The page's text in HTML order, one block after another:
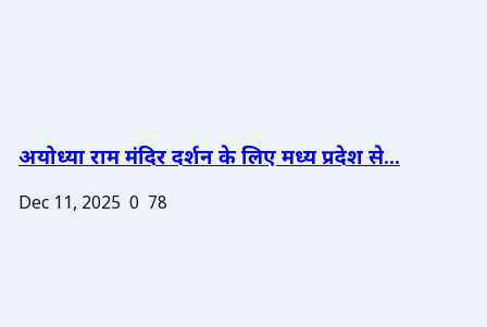
अयोध्या राम मंदिर दर्शन के लिए मध्य प्रदेश से...
Dec 11, 2025 0 78